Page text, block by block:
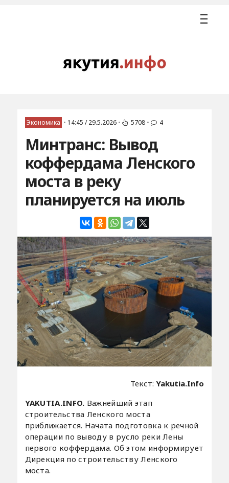
Экономика • 14:45 / 29.5.2026 • 5708 • 4
Минтранс: Вывод
коффердама Ленского
моста в реку
планируется на июль
Текст:Yakutia.Info
YAKUTIA.INFO. Важнейший этап
строительства Ленского моста
приближается. Начата подготовка к речной
операции по выводу в русло реки Лены
первого коффердама. Об этом информирует
Дирекция по строительству Ленского
моста.